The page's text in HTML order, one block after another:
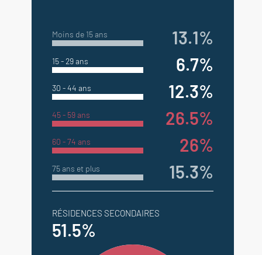
Moins de 15 ans 13.1%
15 - 29 ans 6.7%
30 - 44 ans 12.3%
45 - 59 ans 26.5%
60 - 74 ans 26%
75 ans et plus 15.3%
RÉSIDENCES SECONDAIRES
51.5%